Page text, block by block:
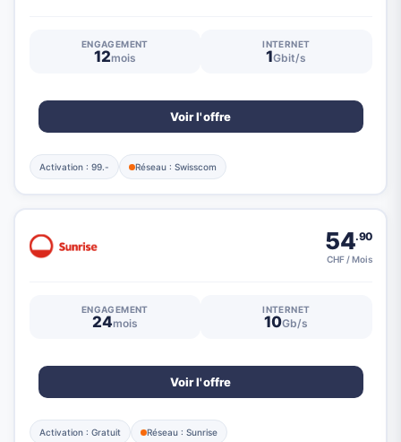
ENGAGEMENT
12mois
INTERNET
1Gbit/s
Voir l'offre
Activation : 99.- Réseau : Swisscom
54.90
CHF / Mois
ENGAGEMENT
24mois
INTERNET
10Gb/s
Voir l'offre
Activation : Gratuit Réseau : Sunrise